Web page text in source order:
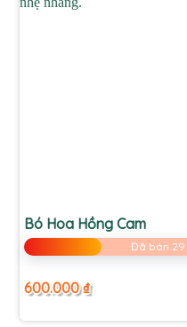
Bó Hoa Hồng Cam
Đã bán 29
600.000₫